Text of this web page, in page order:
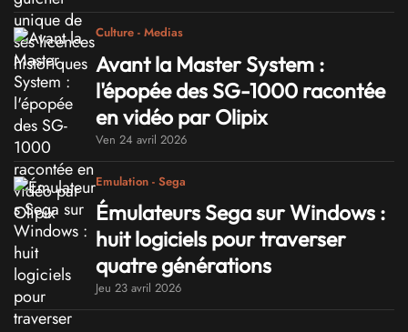
Culture - Medias
Avant la Master System :
l'épopée des SG-1000 racontée
en vidéo par Olipix
Ven 24 avril 2026
Emulation - Sega
Émulateurs Sega sur Windows :
huit logiciels pour traverser
quatre générations
Jeu 23 avril 2026